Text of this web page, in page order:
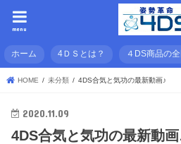
menu
ホーム 4ＤＳとは？ ４DS商品の
HOME 未分類 4DS合気と気功の最新動画♪
2020.11.09
4DS合気と気功の最新動画